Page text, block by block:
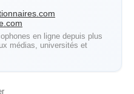
en ligne depuis plus
médias, universités et